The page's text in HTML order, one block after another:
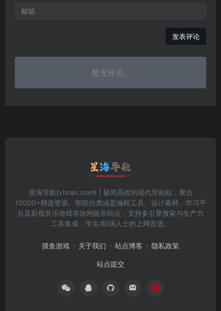
发表评论
暂无评论...
星海导航(xhnav.com) | 极简高效的现代导航站，聚合
10000+精选资源。智能分类涵盖编程工具、设计素材、学习平
台及影视音乐游戏等休闲娱乐站点，支持多引擎搜索与生产力
工具集成，学生/职场人士的上网首选。
摸鱼游戏 关于我们 站点博客 隐私政策
站点提交